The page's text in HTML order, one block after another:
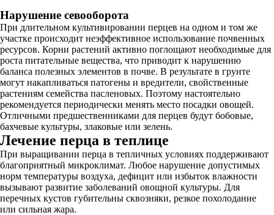
Нарушение севооборота
При длительном культивировании перцев на одном и том же
участке происходит неэффективное использование почвенных
ресурсов. Корни растений активно поглощают необходимые для
роста питательные вещества, что приводит к нарушению
баланса полезных элементов в почве. В результате в грунте
могут накапливаться патогены и вредители, свойственные
растениям семейства пасленовых. Поэтому настоятельно
рекомендуется периодически менять место посадки овощей.
Отличными предшественниками для перцев будут бобовые,
бахчевые культуры, злаковые или зелень.
Лечение перца в теплице
При выращивании перца в тепличных условиях поддерживают
благоприятный микроклимат. Любое нарушение допустимых
норм температуры воздуха, дефицит или избыток влажности
вызывают развитие заболеваний овощной культуры. Для
перечных кустов губительны сквозняки, резкое похолодание
или сильная жара.